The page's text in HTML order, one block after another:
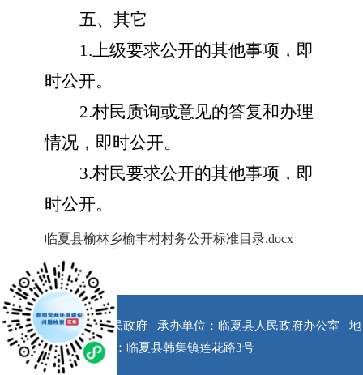
五、其它
1.上级要求公开的其他事项，即
时公开。
2.村民质询或意见的答复和办理
情况，即时公开。
3.村民要求公开的其他事项，即
时公开。
临夏县榆林乡榆丰村村务公开标准目录.docx
版权所有：临夏县人民政府 承办单位：临夏县人民政府办公室
地
址：临夏县韩集镇莲花路3号
x